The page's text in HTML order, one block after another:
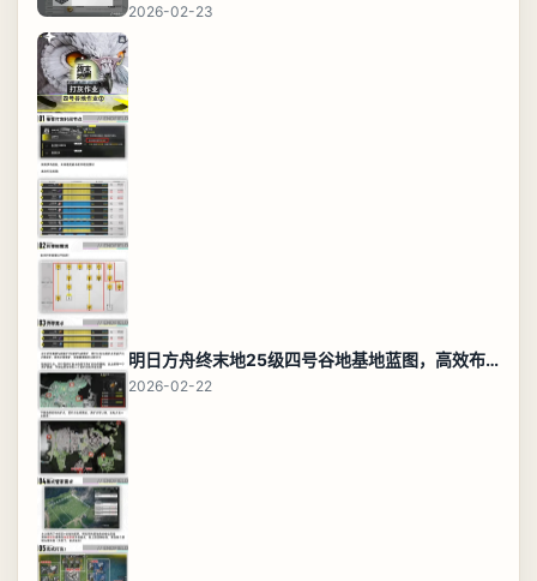
2026-02-23
明日方舟终末地25级四号谷地基地蓝图，高效布局规划
2026-02-22